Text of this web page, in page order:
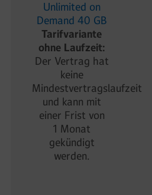
Unlimited on
Demand 40 GB
Tarifvariante
ohne Laufzeit:
Der Vertrag hat
keine
Mindestvertragslaufzeit
und kann mit
einer Frist von
1 Monat
gekündigt
werden.